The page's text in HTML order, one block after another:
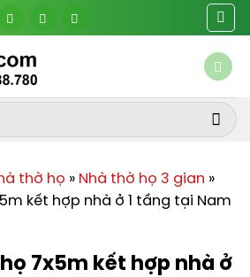
thờ họ » Nhà thờ họ 3 gian »
kết hợp nhà ở 1 tầng tại Nam
7x5m kết hợp nhà ở